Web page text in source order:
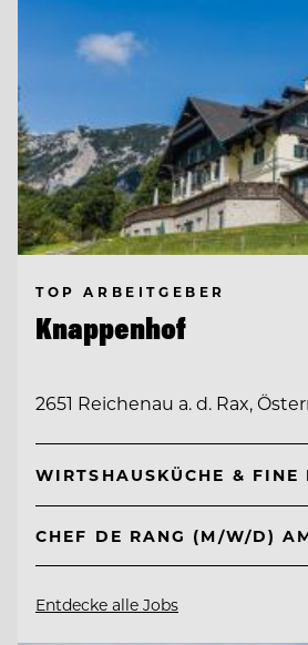
TOP ARBEITGEBER
Knappenhof
2651 Reichenau a. d. Rax,
WIRTSHAUSKÜCHE & FINE
CHEF DE RANG (M/W/D)
Entdecke alle Jobs